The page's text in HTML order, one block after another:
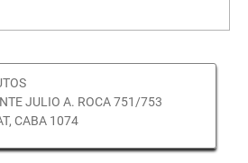
JULIO A. ROCA 751/753
CABA 1074